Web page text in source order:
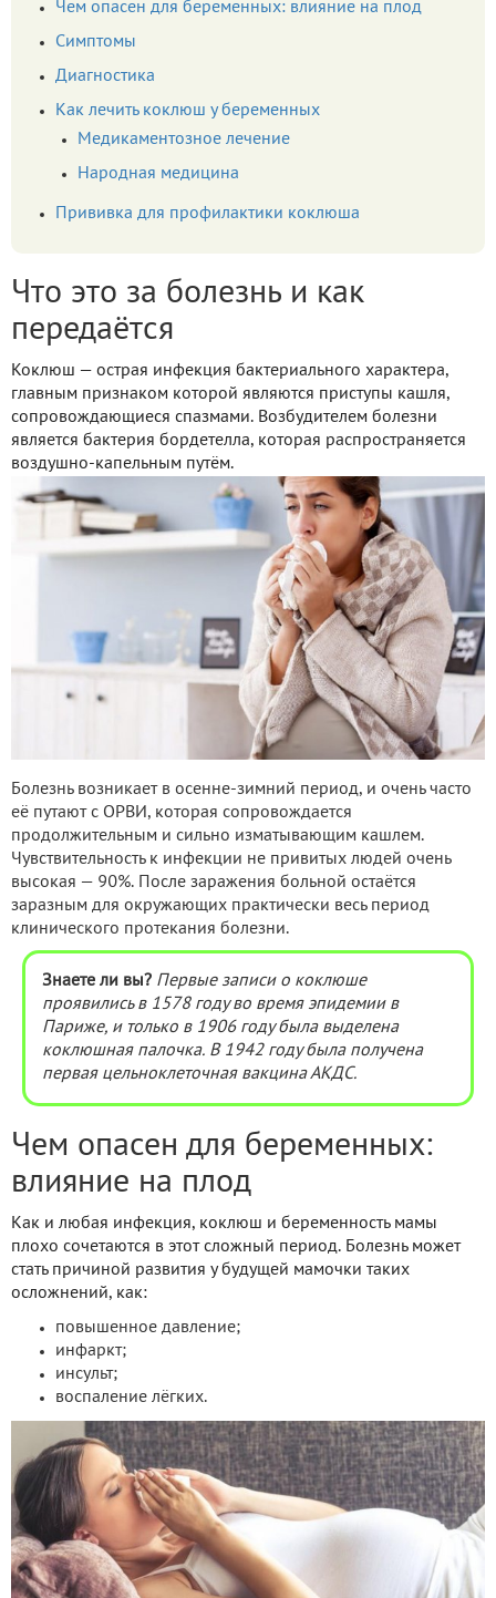
Чем опасен для беременных: влияние на плод
Симптомы
Диагностика
Как лечить коклюш у беременных
Медикаментозное лечение
Народная медицина
Прививка для профилактики коклюша
Что это за болезнь и как
передаётся
Коклюш — острая инфекция бактериального характера,
главным признаком которой являются приступы кашля,
сопровождающиеся спазмами. Возбудителем болезни
является бактерия бордетелла, которая распространяется
воздушно-капельным путём.
Болезнь возникает в осенне-зимний период, и очень часто
её путают с ОРВИ, которая сопровождается
продолжительным и сильно изматывающим кашлем.
Чувствительность к инфекции не привитых людей очень
высокая — 90%. После заражения больной остаётся
заразным для окружающих практически весь период
клинического протекания болезни.
Знаете ли вы? Первые записи о коклюше
проявились в 1578 году во время эпидемии в
Париже, и только в 1906 году была выделена
коклюшная палочка. В 1942 году была получена
первая цельноклеточная вакцина АКДС.
Чем опасен для беременных:
влияние на плод
Как и любая инфекция, коклюш и беременность мамы
плохо сочетаются в этот сложный период. Болезнь может
стать причиной развития у будущей мамочки таких
осложнений, как:
повышенное давление;
инфаркт;
инсульт;
воспаление лёгких.